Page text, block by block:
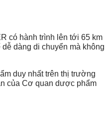
có hành trình lên tới 65 km
dàng di chuyển mà không
duy nhất trên thị trường
của Cơ quan dược phẩm